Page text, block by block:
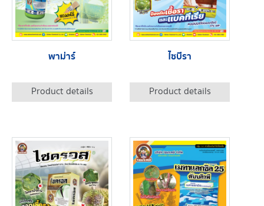
พาม่าร์
Product details
ไซบีรา
Product details